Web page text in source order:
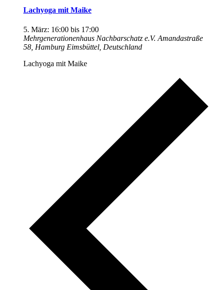
Lachyoga mit Maike
5. März: 16:00 bis 17:00
Mehrgenerationenhaus Nachbarschatz e.V. Amandastraße
58, Hamburg Eimsbüttel, Deutschland
Lachyoga mit Maike